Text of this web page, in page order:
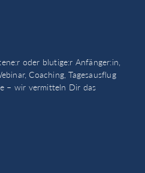
oder blutige:r Anfänger:in,
Coaching, Tagesausflug
– wir vermitteln Dir das